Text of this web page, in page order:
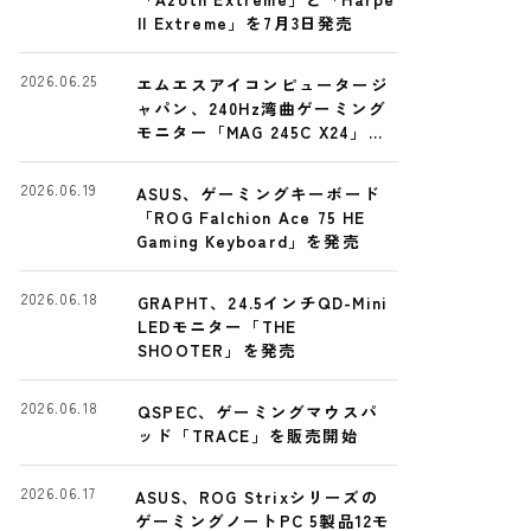
II Extreme」を7月3日発売
エムエスアイコンピュータージ
ャパン、240Hz湾曲ゲーミング
モニター「MAG 245C X24」発
売
2026.06.25
ASUS、ゲーミングキーボード
「ROG Falchion Ace 75 HE
Gaming Keyboard」を発売
2026.06.19
GRAPHT、24.5インチQD-Mini
LEDモニター「THE
SHOOTER」を発売
2026.06.18
QSPEC、ゲーミングマウスパ
ッド「TRACE」を販売開始
2026.06.18
ASUS、ROG Strixシリーズの
ゲーミングノートPC 5製品12モ
2026.06.17